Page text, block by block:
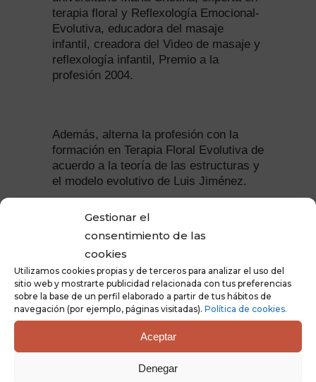
Gestionar el
consentimiento de las
cookies
Utilizamos cookies propias y de terceros para analizar el uso del
sitio web y mostrarte publicidad relacionada con tus preferencias
sobre la base de un perfil elaborado a partir de tus hábitos de
navegación (por ejemplo, páginas visitadas). Política de cookies.
Aceptar
Denegar
terapia floral y Reflexología Emocional-
Evolutiva, educadora del masaje
infantil, creadora del Video de masaje y
reflexología infantil, Premio a la
profesión 2004.
Además, alterna la profesión con la
formación en Terapia Floral Evolutiva de
acuerdo a la teoría de las estructuras y
el modelo evolutivo de Luis Jiménez.
Lola García
27/02/2025